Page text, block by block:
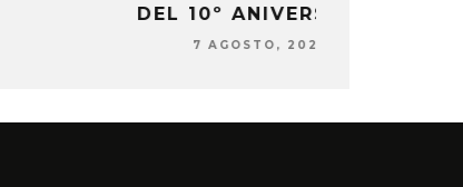
DEL 10º ANIVERSARIO
7 AGOSTO, 2026